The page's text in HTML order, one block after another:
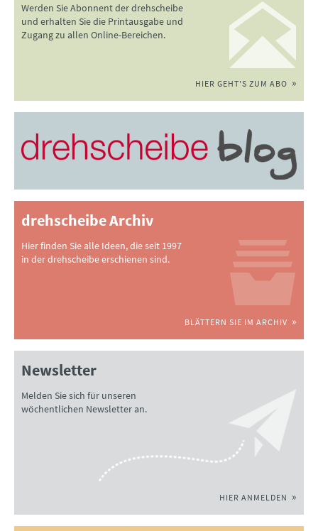
Werden Sie Abonnent der drehscheibe
und erhalten Sie die Printausgabe und
Zugang zu allen Online-Bereichen.
HIER GEHT'S ZUM ABO
drehscheibe Archiv
Hier finden Sie alle Ideen, die seit 1997
in der drehscheibe erschienen sind.
BLÄTTERN SIE IM ARCHIV
Newsletter
Melden Sie sich für unseren
wöchentlichen Newsletter an.
HIER ANMELDEN